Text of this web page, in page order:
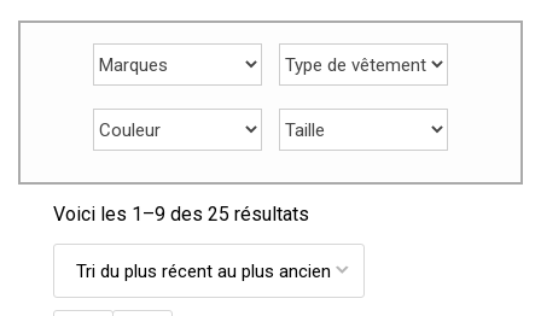
Voici les 1–9 des 25 résultats